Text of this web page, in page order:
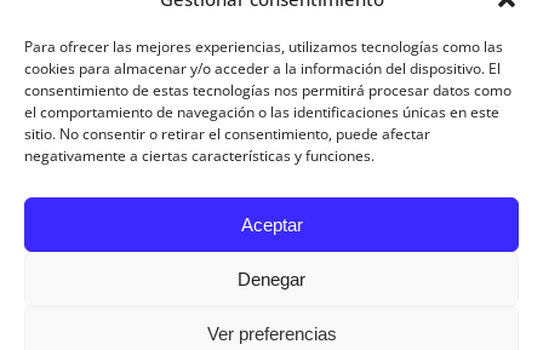
Para ofrecer las mejores experiencias, utilizamos tecnologías como las
cookies para almacenar y/o acceder a la información del dispositivo. El
consentimiento de estas tecnologías nos permitirá procesar datos como
el comportamiento de navegación o las identificaciones únicas en este
sitio. No consentir o retirar el consentimiento, puede afectar
negativamente a ciertas características y funciones.
Aceptar
Denegar
Ver preferencias
Mindfulness, Impro-Teatro, etc.)
para crecer
interiormente y abrirte a expresar el Amor que eres.
MENÚ NOS ENCUENTRAS